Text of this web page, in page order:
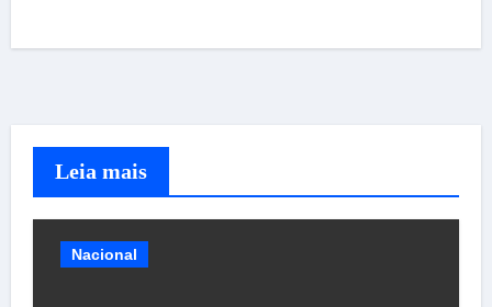
Leia mais
Nacional